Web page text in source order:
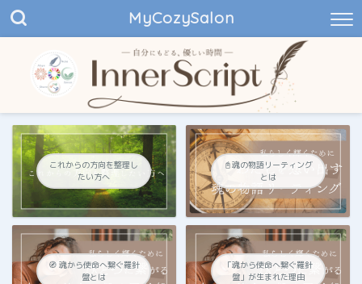
MyCozySalon
これからの方向を整理し
たい方へ
📓魂の物語リーティング
とは
🧭 魂から使命へ繋ぐ羅針
盤とは
「魂から使命へ繋ぐ羅針
盤」が生まれた理由